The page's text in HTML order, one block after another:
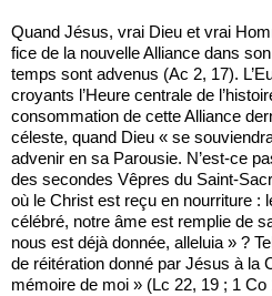
Quand Jésus, vrai Dieu et vrai
fice de la nouvelle Alliance dans
temps sont advenus (Ac 2, 17).
croyants l’Heure centrale de
consommation de cette Alliance
céleste, quand Dieu « se
advenir en sa Parousie. N’est-ce
des secondes Vêpres du Saint-
où le Christ est reçu en nourriture :
célébré, notre âme est remplie de
nous est déjà donnée, alleluia » ?
de réitération donné par Jésus à la
mémoire de moi » (Lc 22, 19 ; 1 Co